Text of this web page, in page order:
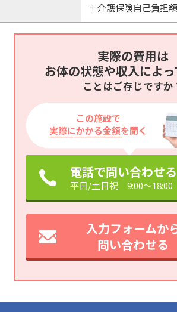
＋介護保険自己負担額
実際の費用は
お体の状態や収入によ
ことはご存じですか
この施設で
実際にかかる金額を聞く
電話で問い合わせる
平日/土日祝 9:00～18:00
入力フォームか
問い合わせる